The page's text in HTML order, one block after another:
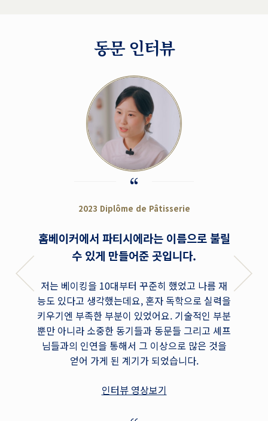
동문 인터뷰
2023 Diplôme de Pâtisserie
홈베이커에서 파티시에라는 이름으로 불릴
수 있게 만들어준 곳입니다.
저는 베이킹을 10대부터 꾸준히 했었고 나름 재
능도 있다고 생각했는데요, 혼자 독학으로 실력을
키우기엔 부족한 부분이 있었어요. 기술적인 부분
뿐만 아니라 소중한 동기들과 동문들 그리고 셰프
님들과의 인연을 통해서 그 이상으로 많은 것을
얻어 가게 된 계기가 되었습니다.
인터뷰 영상보기
12년간